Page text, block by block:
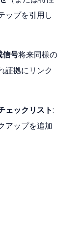
ップを引用し
信号将来同様の
証拠にリンク
ェックリスト:
アップを追加